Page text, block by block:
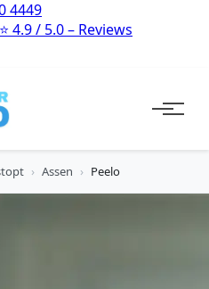
4449
⭐ 4.9 / 5.0 – Reviews
› Assen › Peelo